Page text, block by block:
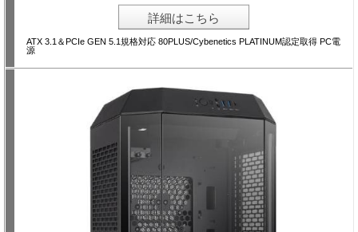
詳細はこちら
ATX 3.1＆PCIe GEN 5.1規格対応 80PLUS/Cybenetics PLATINUM認定取得 PC電
源